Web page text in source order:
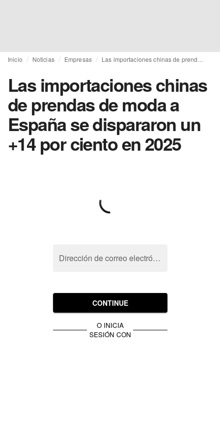
Inicio Noticias Empresas
Las importaciones chinas
de prendas de moda a
España se dispararon un
+14 por ciento en 2025
Dirección de correo electrónico
CONTINUE
O INICIA
SESIÓN CON